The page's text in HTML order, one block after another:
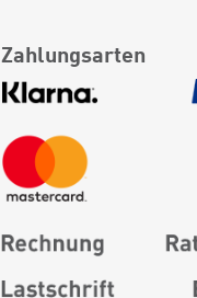
Zahlungsarten